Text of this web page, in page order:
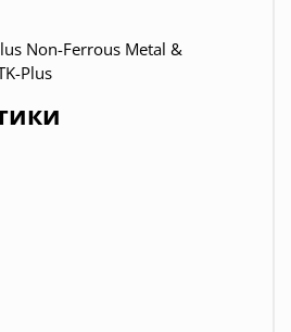
Non-Ferrous Metal &
Plus